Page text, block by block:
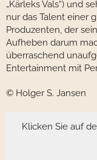
„Kärleks Vals“) und
nur das Talent einer
Produzenten, der
Aufheben darum
überraschend
Entertainment mit
© Holger S. Jansen
Klicken Sie auf